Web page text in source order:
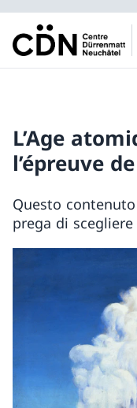
L’Age
l’épreuve
Questo
prega di